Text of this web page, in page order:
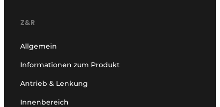
Z&R
Allgemein
Informationen zum Produkt
Antrieb & Lenkung
Innenbereich